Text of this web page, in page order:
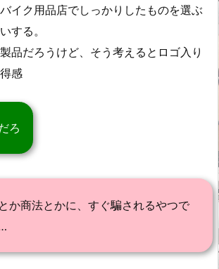
イク用品店でしっかりしたものを選ぶ
する。
品だろうけど、そう考えるとロゴ入り
感
ろ
か商法とかに、すぐ騙されるやつで